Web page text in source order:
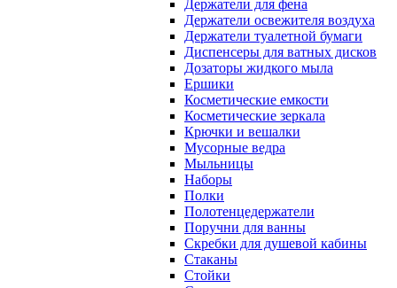
Держатели для фена
Держатели освежителя воздуха
Держатели туалетной бумаги
Диспенсеры для ватных дисков
Дозаторы жидкого мыла
Ершики
Косметические емкости
Косметические зеркала
Крючки и вешалки
Мусорные ведра
Мыльницы
Наборы
Полки
Полотенцедержатели
Поручни для ванны
Скребки для душевой кабины
Стаканы
Стойки